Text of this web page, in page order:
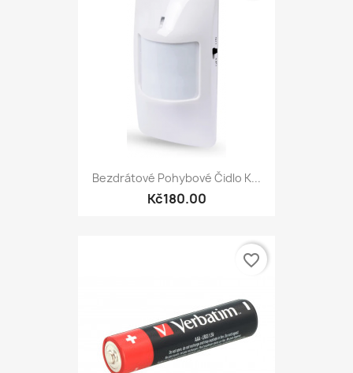
Bezdrátové Pohybové Čidlo K...
Kč180.00
favorite_border